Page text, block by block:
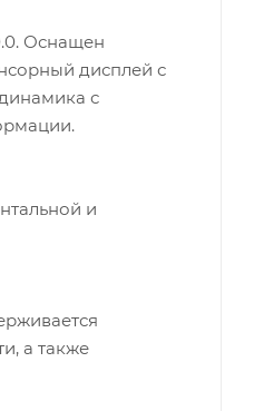
Оснащен
дисплей с
с
и
а также